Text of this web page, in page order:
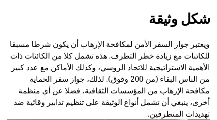
شكل وثيقة
ويعتبر جواز السفر الأمن لمكافحة الإرهاب أن يكون شرطا مسبقا
للكائنات مع زيادة خطر التطرف. هذه تشمل كلا من الكائنات ذات
الأهمية الاستراتيجية للاتحاد الروسي، وكذلك الأماكن مع عدد كبير
من الناس البقاء (من 200 وفوق). لذلك، جواز سفر الحماية
مكافحة الإرهاب من المؤسسات الثقافية، فضلا عن أي منظمة
أخرى، ينبغي أن تشمل أنواع الوثيقة على تنظيم تدابير وقائية ضد
تهديدات المتطرفين.